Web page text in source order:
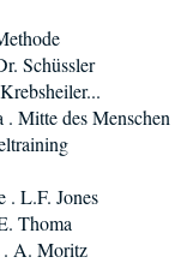
Schüssler
Mitte des Menschen
. L.F. Jones
Thoma
. A. Moritz